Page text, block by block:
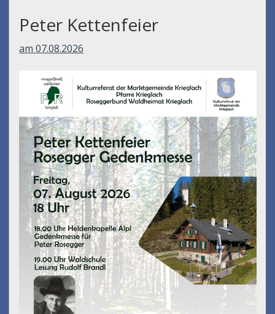
Peter Kettenfeier
am 07.08.2026